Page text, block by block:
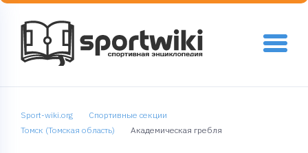
Sport-wiki.org
Спортивные секции
Томск (Томская область)
Академическая гребля